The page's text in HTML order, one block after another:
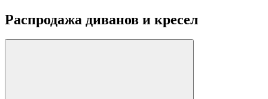
Распродажа диванов и кресел